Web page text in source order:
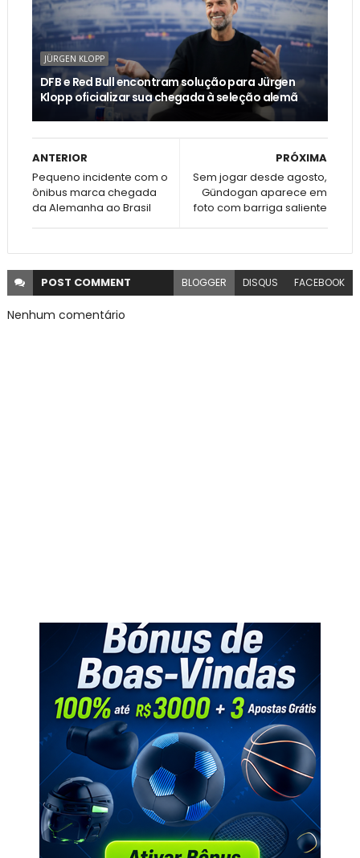
JÜRGEN KLOPP
DFB e Red Bull encontram solução para Jürgen
Klopp oficializar sua chegada à seleção alemã
PRÓXIMA
Sem jogar desde agosto,
Gündogan aparece em
foto com barriga saliente
ANTERIOR
Pequeno incidente com o
ônibus marca chegada
da Alemanha ao Brasil
POST COMMENT BLOGGER DISQUS FACEBOOK
Nenhum comentário